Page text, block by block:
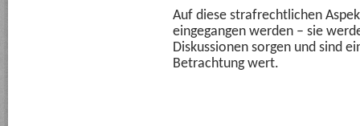
Auf diese strafrechtlichen
eingegangen werden – sie
Diskussionen sorgen und sind
Betrachtung wert.